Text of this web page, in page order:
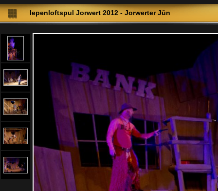
Iepenloftspul Jorwert 2012 - Jorwerter Jûn